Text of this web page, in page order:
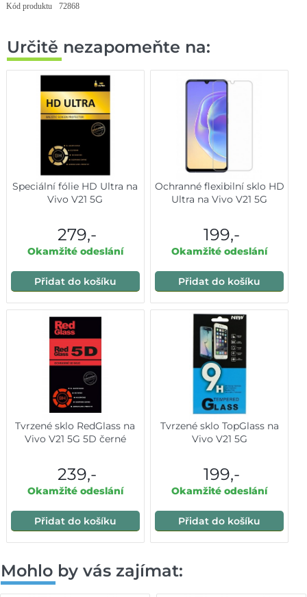
Kód produktu 72868
Určitě nezapomeňte na:
Speciální fólie HD Ultra na
Vivo V21 5G
279,-
Okamžité odeslání
Přidat do košíku
Ochranné flexibilní sklo HD
Ultra na Vivo V21 5G
199,-
Okamžité odeslání
Přidat do košíku
Tvrzené sklo RedGlass na
Vivo V21 5G 5D černé
239,-
Okamžité odeslání
Přidat do košíku
Tvrzené sklo TopGlass na
Vivo V21 5G
199,-
Okamžité odeslání
Přidat do košíku
Mohlo by vás zajímat: